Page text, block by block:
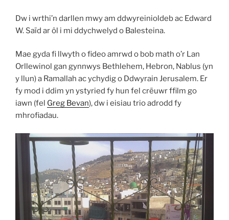
Dw i wrthi’n darllen mwy am ddwyreinioldeb ac Edward
W. Saïd ar ôl i mi ddychwelyd o Balesteina.
Mae gyda fi llwyth o fideo amrwd o bob math o’r Lan
Orllewinol gan gynnwys Bethlehem, Hebron, Nablus (yn
y llun) a Ramallah ac ychydig o Ddwyrain Jerusalem. Er
fy mod i ddim yn ystyried fy hun fel crëuwr ffilm go
iawn (fel Greg Bevan), dw i eisiau trio adrodd fy
mhrofiadau.